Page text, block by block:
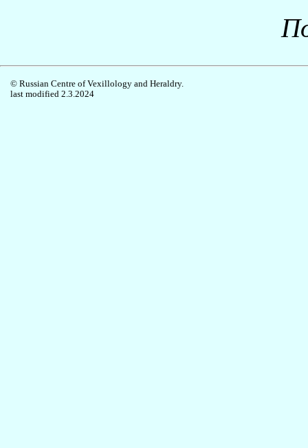
© Russian Centre of Vexillology and Heraldry.
last modified 2.3.2024